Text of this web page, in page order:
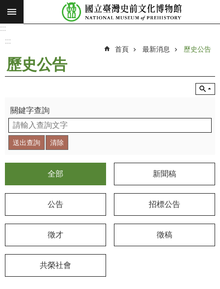
跳到主要內容區塊
搜
願
命
最
新
消
息
觀
覽
:::
:::
首頁 最新消息 歷史公告
歷史公告
關鍵字查詢
全部 新聞稿
公告 招標公告
徵才 徵稿
共榮社會